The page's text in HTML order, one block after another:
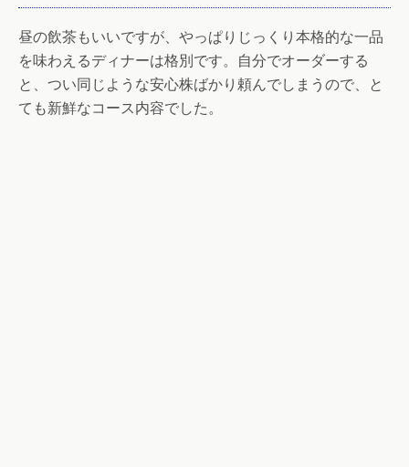
昼の飲茶もいいですが、やっぱりじっくり本格的な一品
を味わえるディナーは格別です。自分でオーダーする
と、つい同じような安心株ばかり頼んでしまうので、と
ても新鮮なコース内容でした。